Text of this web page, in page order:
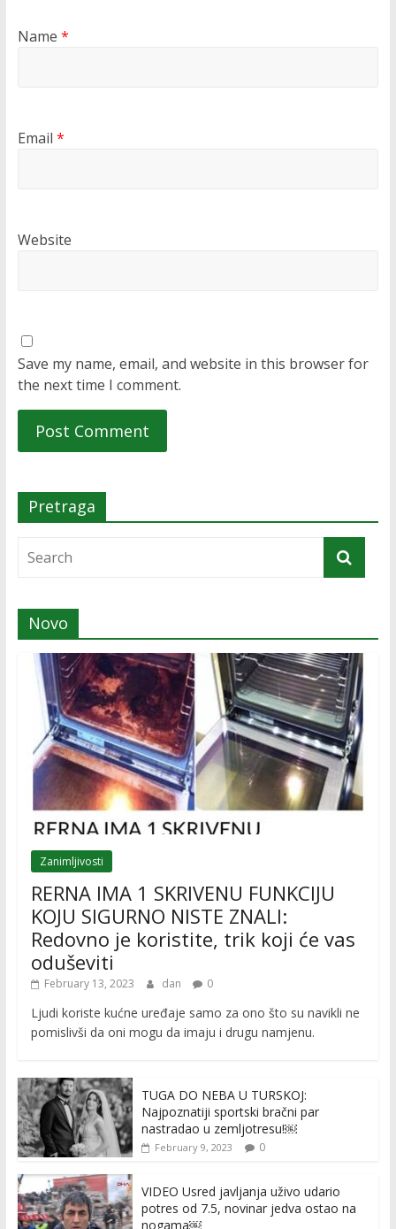
Name *
Email *
Website
Save my name, email, and website in this browser for
the next time I comment.
Pretraga
Novo
Zanimljivosti
RERNA IMA 1 SKRIVENU FUNKCIJU
KOJU SIGURNO NISTE ZNALI:
Redovno je koristite, trik koji će vas
oduševiti
February 13, 2023 dan 0
Ljudi koriste kućne uređaje samo za ono što su navikli ne
pomislivši da oni mogu da imaju i drugu namjenu.
TUGA DO NEBA U TURSKOJ:
Najpoznatiji sportski bračni par
nastradao u zemljotresu!￼
February 9, 2023 0
VIDEO Usred javljanja uživo udario
potres od 7.5, novinar jedva ostao na
nogama￼